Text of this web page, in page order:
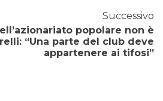
Successivo
popolare non è
“Una parte del club deve
appartenere ai tifosi”